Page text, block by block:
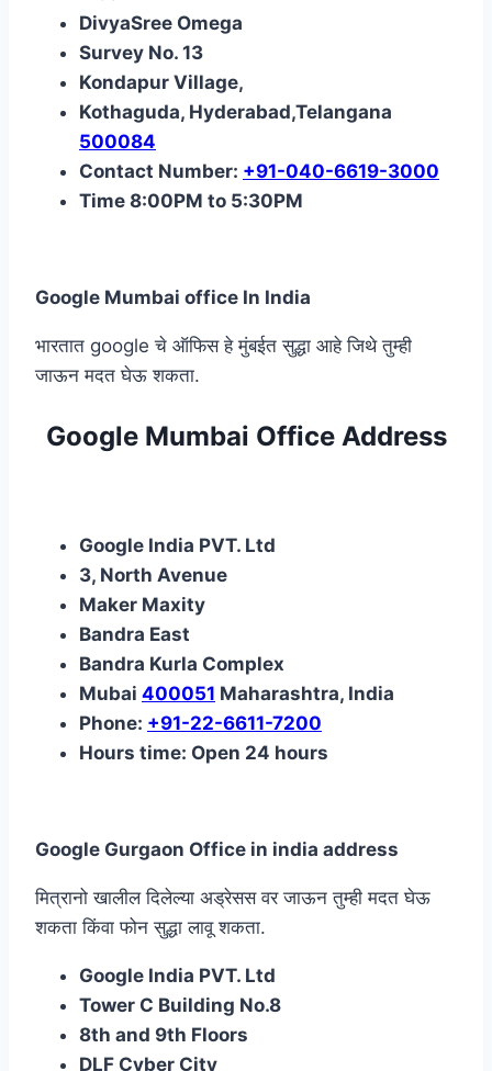
DivyaSree Omega
Survey No. 13
Kondapur Village,
Kothaguda, Hyderabad,Telangana
500084
Contact Number: +91-040-6619-3000
Time 8:00PM to 5:30PM
Google Mumbai office In India
भारतात google चे ऑफिस हे मुंबईत सुद्धा आहे जिथे तुम्ही
जाऊन मदत घेऊ शकता.
Google Mumbai Office Address
Google India PVT. Ltd
3, North Avenue
Maker Maxity
Bandra East
Bandra Kurla Complex
Mubai 400051 Maharashtra, India
Phone: +91-22-6611-7200
Hours time: Open 24 hours
Google Gurgaon Office in india address
मित्रानो खालील दिलेल्या अड्रेसस वर जाऊन तुम्ही मदत घेऊ
शकता किंवा फोन सुद्धा लावू शकता.
Google India PVT. Ltd
Tower C Building No.8
8th and 9th Floors
DLF Cyber City